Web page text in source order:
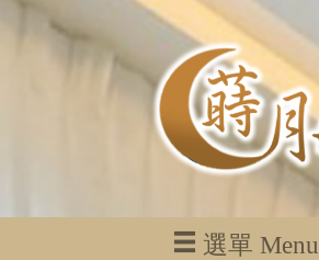
選單 Menu